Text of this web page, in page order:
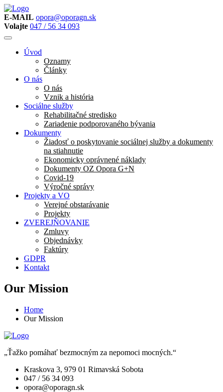
E-MAIL opora@oporagn.sk
Volajte 047 / 56 34 093
Úvod
Oznamy
Články
O nás
O nás
Vznik a história
Sociálne služby
Rehabilitačné stredisko
Zariadenie podporovaného bývania
Dokumenty
Žiadosť o poskytovanie sociálnej služby a dokumenty
na stiahnutie
Ekonomicky oprávnené náklady
Dokumenty OZ Opora G+N
Covid-19
Výročné správy
Projekty a VO
Verejné obstarávanie
Projekty
ZVEREJŇOVANIE
Zmluvy
Objednávky
Faktúry
GDPR
Kontakt
Our Mission
Home
Our Mission
„Ťažko pomáhať bezmocným za nepomoci mocných.“
Kraskova 3, 979 01 Rimavská Sobota
047 / 56 34 093
opora@oporagn.sk